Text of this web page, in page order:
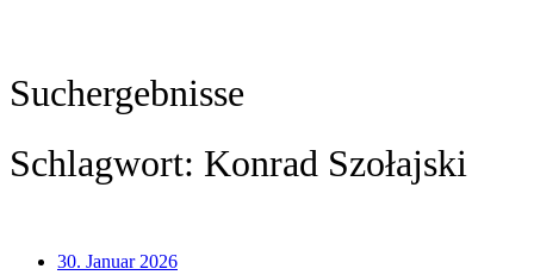
Suchergebnisse
Schlagwort: Konrad Szołajski
30. Januar 2026